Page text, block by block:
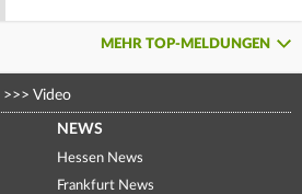
MEHR TOP-MELDUNGEN
>>> Video
NEWS
Hessen News
Frankfurt News